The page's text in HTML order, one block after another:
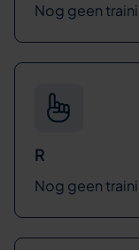
Nog geen
R
Nog geen